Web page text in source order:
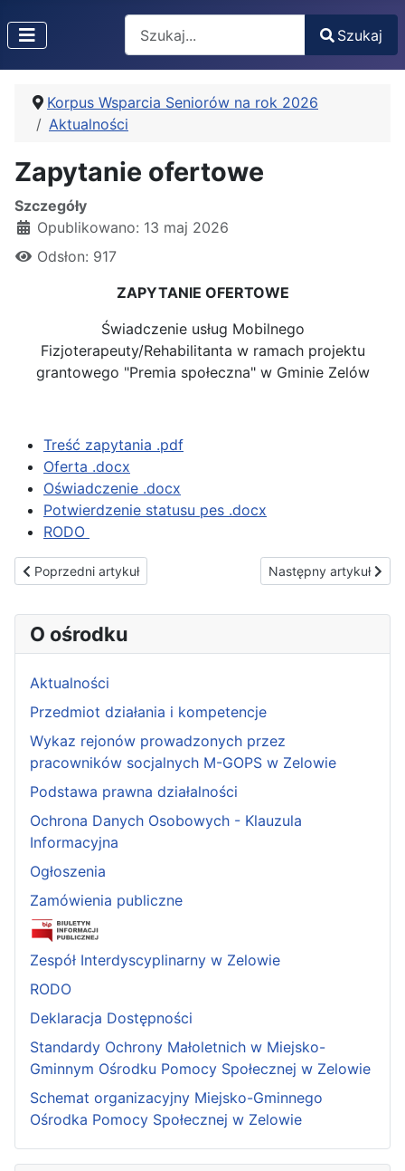
Type 2 or more characters for results.
Szukaj
Korpus Wsparcia Seniorów na rok 2026
Aktualności
Zapytanie ofertowe
Szczegóły
Opublikowano: 13 maj 2026
Odsłon: 917
ZAPYTANIE OFERTOWE
Świadczenie usług Mobilnego
Fizjoterapeuty/Rehabilitanta w ramach projektu
grantowego "Premia społeczna" w Gminie Zelów
Treść zapytania .pdf
Oferta .docx
Oświadczenie .docx
Potwierdzenie statusu pes .docx
RODO
Poprzedni artykuł: „FRANCUSKI NUMEREK”
Poprzedni artykuł Następny artykuł:
Następny artykuł
O ośrodku
Aktualności
Przedmiot działania i kompetencje
Wykaz rejonów prowadzonych przez
pracowników socjalnych M-GOPS w Zelowie
Podstawa prawna działalności
Ochrona Danych Osobowych - Klauzula
Informacyjna
Ogłoszenia
Zamówienia publiczne
Zespół Interdyscyplinarny w Zelowie
RODO
Deklaracja Dostępności
Standardy Ochrony Małoletnich w Miejsko-
Gminnym Ośrodku Pomocy Społecznej w Zelowie
Schemat organizacyjny Miejsko-Gminnego
Ośrodka Pomocy Społecznej w Zelowie